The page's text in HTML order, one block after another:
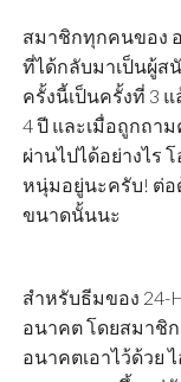
สมาชิกทุกคนของ
ที่ได้กลับมาเป็นผู้ส
ครั้งนี้เป็นครั้งที่ 3
4 ปี และเมื่อถูกถา
ผ่านไปได้อย่างไร
หนุ่มอยู่นะครับ! ต่
ขนาดนั้นนะ
สำหรับธีมของ 24-
อนาคต โดยสมาชิ
อนาคตเอาไว้ด้วย